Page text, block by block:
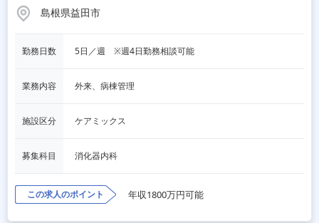
島根県益田市
勤務日数 5日／週　※週4日勤務相談可能
業務内容 外来、病棟管理
施設区分 ケアミックス
募集科目 消化器内科
この求人のポイント 年収1800万円可能